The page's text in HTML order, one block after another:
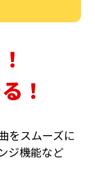
！
をスムーズに
ジ機能など